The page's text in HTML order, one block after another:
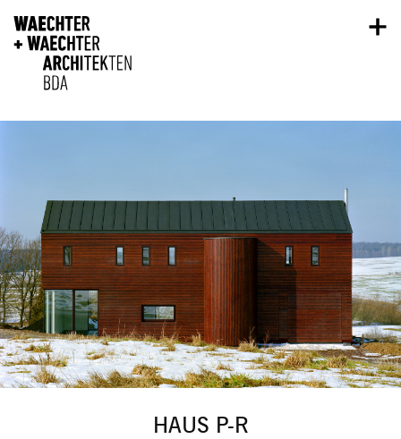
HAUS P-R